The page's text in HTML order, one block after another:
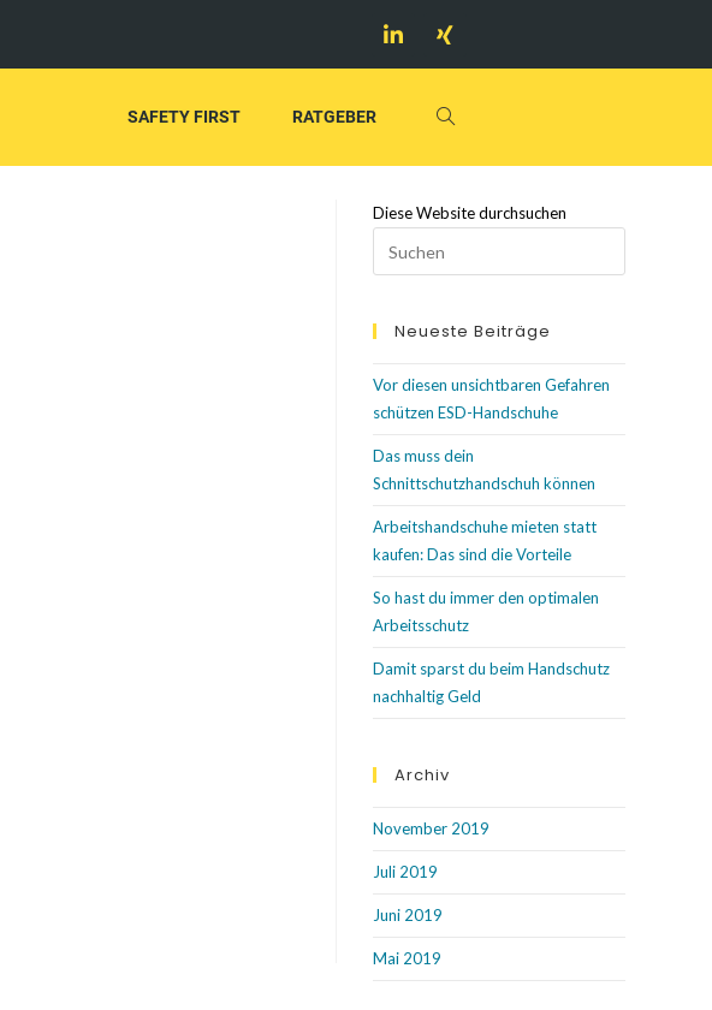
Montagehandschuhe: Das sind die rechtlichen Grundlagen
SAFETY FIRST RATGEBER
Diese Website durchsuchen
Neueste Beiträge
Vor diesen unsichtbaren Gefahren
schützen ESD-Handschuhe
Das muss dein
Schnittschutzhandschuh können
Arbeitshandschuhe mieten statt
kaufen: Das sind die Vorteile
So hast du immer den optimalen
Arbeitsschutz
Damit sparst du beim Handschutz
nachhaltig Geld
Archiv
November 2019
Juli 2019
Juni 2019
Mai 2019